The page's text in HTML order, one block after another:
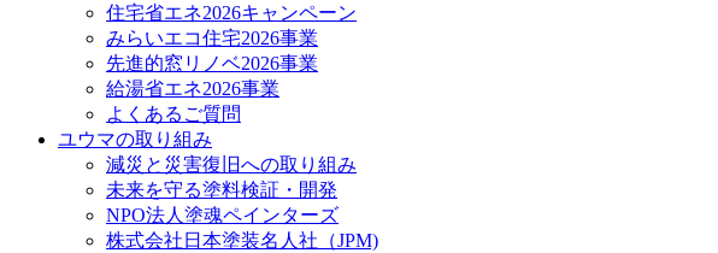
住宅省エネ2026キャンペーン
みらいエコ住宅2026事業
先進的窓リノベ2026事業
給湯省エネ2026事業
よくあるご質問
ユウマの取り組み
減災と災害復旧への取り組み
未来を守る塗料検証・開発
NPO法人塗魂ペインターズ
株式会社日本塗装名人社（JPM)